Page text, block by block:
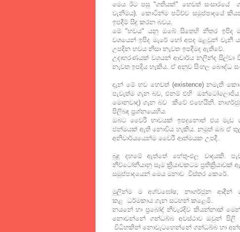
මෙය ඊට පසු "ගතියක්" හෙවත් සංසාරයේ
වැනිමය). කොටින්ම පටිච්ච සමුප්පාදයේ
ඉපදීම් සිදු කරන බවය.
මේ "භවය" යනු ඔබේ සිතෙහි නිතර ඉපිද
වශයෙන් ඉපිද මැරේ හෝ අපද මළවුන්
උපදින භවය නිසා නැවත ඉපදීමද ඇතිවේ.
උදාහරණයක් වශයන් ආචාර්ය නලින්ද සිල්වා
නැවත ඉපදිය හැකිය. ඒ අනුව සිංහල බෞද්ධ
දැන් මේ භව හෙවත් (existence) නමැති
පැවැත්ම ගැන බව, එනම් එහි
මොනවාද) ගැන බව කීවේ එහෙයිනි.
පිලිබඳ ප්‍රශ්නයෙහිය.
ඔබට වෛරී භාවයක් ඉපදුනොත් එය
ජන්මයක් ඇති නොවිය හැකිය. නමුත් ඔබ ඒ
අනිවාර්යයෙන්ම වෛරී ආත්මයක උපදී.
බුදු දහමේ ඇත්තේ හේතු-ඵල වාදයකි.
නිව්ටෝනියානු සෑම ක්‍රියාවකටම
සමුප්පාදයෙන් මෙය මනාව විස්තර කෙරේ.
මුලින්ම ම අශ්වඝෝෂ, නාගර්ජුන ආදීන්
කළ ධර්මකාය ගැන සටහන් කළෙමි.
නයනේ හා ප්‍රබෝද් නිවැරදිව කියන්නාක්
නොවන්නේ ගන්ධබ්බ අවස්ථාව ඔවුන්
විධිහකින් නොවැටහෙන්නේ ගන්ධබ්බ හා